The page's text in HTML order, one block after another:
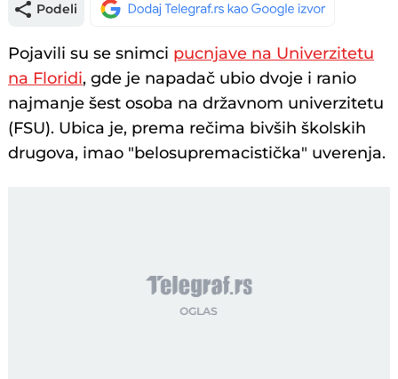
Podeli
Pojavili su se snimci pucnjave na Univerzitetu
na Floridi, gde je napadač ubio dvoje i ranio
najmanje šest osoba na državnom univerzitetu
(FSU). Ubica je, prema rečima bivših školskih
drugova, imao "belosupremacistička" uverenja.